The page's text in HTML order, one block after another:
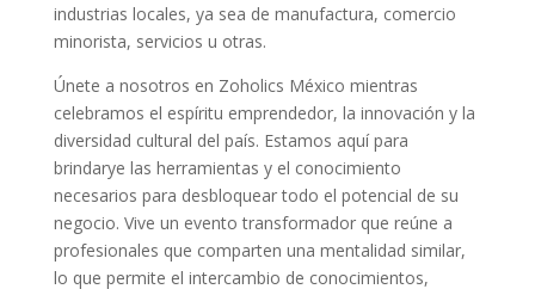
industrias locales, ya sea de manufactura, comercio
minorista, servicios u otras.
Únete a nosotros en Zoholics México mientras
celebramos el espíritu emprendedor, la innovación y la
diversidad cultural del país. Estamos aquí para
brindarye las herramientas y el conocimiento
necesarios para desbloquear todo el potencial de su
negocio. Vive un evento transformador que reúne a
profesionales que comparten una mentalidad similar,
lo que permite el intercambio de conocimientos,